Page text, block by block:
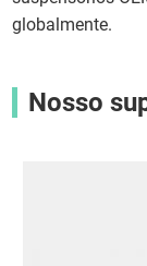
globalmente.
Nosso